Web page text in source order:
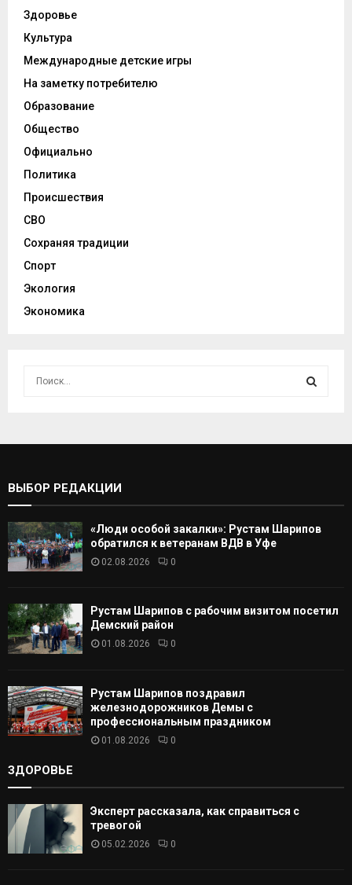
Здоровье
Культура
Международные детские игры
На заметку потребителю
Образование
Общество
Официально
Политика
Происшествия
СВО
Сохраняя традиции
Спорт
Экология
Экономика
С
А
ВЫБОР РЕДАКЦИИ
«Люди особой закалки»: Рустам Шарипов
обратился к ветеранам ВДВ в Уфе
02.08.2026 0
Рустам Шарипов с рабочим визитом посетил
Демский район
01.08.2026 0
Рустам Шарипов поздравил
железнодорожников Демы с
профессиональным праздником
01.08.2026 0
ЗДОРОВЬЕ
Эксперт рассказала, как справиться с
тревогой
05.02.2026 0